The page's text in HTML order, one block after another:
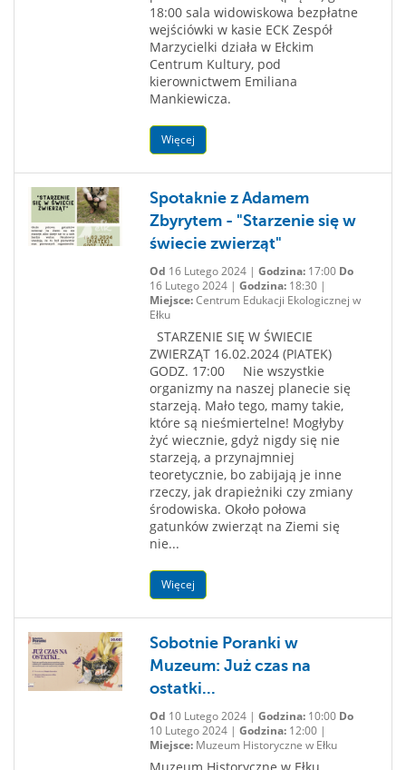
18:00 sala widowiskowa bezpłatne
wejściówki w kasie ECK Zespół
Marzycielki działa w Ełckim
Centrum Kultury, pod
kierownictwem Emiliana
Mankiewicza.
Więcej
Spotaknie z Adamem
Zbyrytem - "Starzenie się w
świecie zwierząt"
Od 16 Lutego 2024 | Godzina:17:00 Do
16 Lutego 2024 | Godzina:18:30 |
Miejsce:Centrum Edukacji Ekologicznej w
Ełku
STARZENIE SIĘ W ŚWIECIE
ZWIERZĄT 16.02.2024 (PIATEK)
GODZ. 17:00 Nie wszystkie
organizmy na naszej planecie się
starzeją. Mało tego, mamy takie,
które są nieśmiertelne! Mogłyby
żyć wiecznie, gdyż nigdy się nie
starzeją, a przynajmniej
teoretycznie, bo zabijają je inne
rzeczy, jak drapieżniki czy zmiany
środowiska. Około połowa
gatunków zwierząt na Ziemi się
nie...
Więcej
Sobotnie Poranki w
Muzeum: Już czas na
ostatki...
Od 10 Lutego 2024 | Godzina:10:00 Do
10 Lutego 2024 | Godzina:12:00 |
Miejsce:Muzeum Historyczne w Ełku